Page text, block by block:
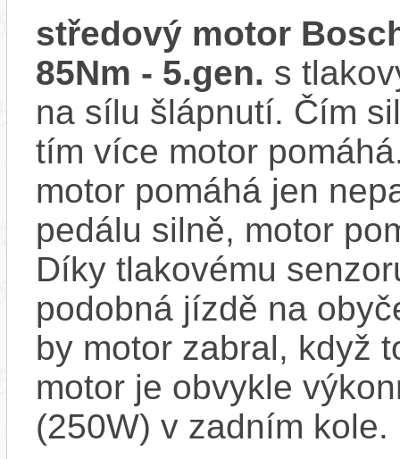
středový motor
85Nm - 5.gen. s
na sílu šlápnutí. Čím
tím více motor
motor pomáhá jen
pedálu silně, motor
Díky tlakovému
podobná jízdě na
by motor zabral, když
motor je obvykle
(250W) v zadním kole.